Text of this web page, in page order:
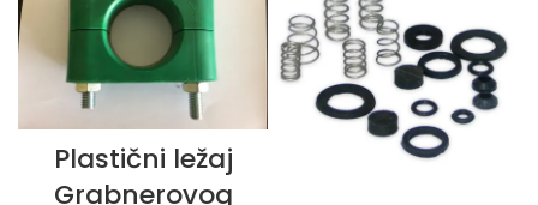
Plastični ležaj
Grabnerovog